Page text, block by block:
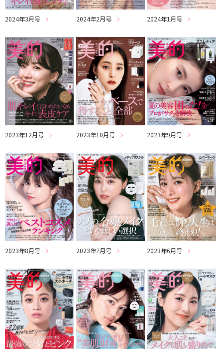
2024年3月号 2024年2月号 2024年1月号
2023年12月号 2023年10月号 2023年9月号
2023年8月号 2023年7月号 2023年6月号